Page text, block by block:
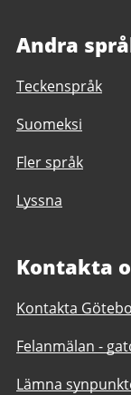
Andra
Teckenspråk
Suomeksi
Fler språk
Lyssna
Kontakta
Kontakta
Felanmälan -
Lämna